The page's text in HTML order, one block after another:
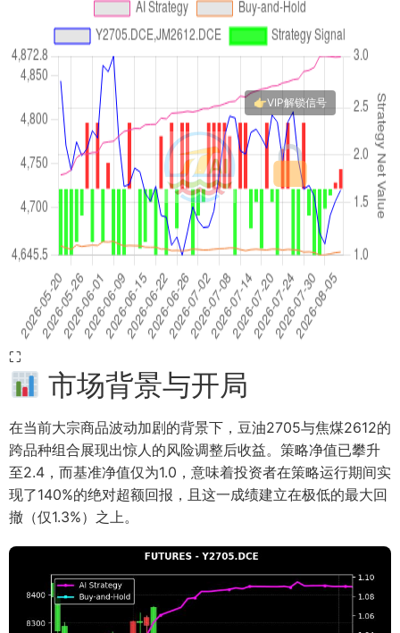
⛶
市场背景与开局
在当前大宗商品波动加剧的背景下，豆油2705与焦煤2612的
跨品种组合展现出惊人的风险调整后收益。策略净值已攀升
至2.4，而基准净值仅为1.0，意味着投资者在策略运行期间实
现了140%的绝对超额回报，且这一成绩建立在极低的最大回
撤（仅1.3%）之上。